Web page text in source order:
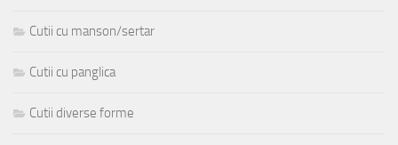
Cutii cu manson/sertar
Cutii cu panglica
Cutii diverse forme